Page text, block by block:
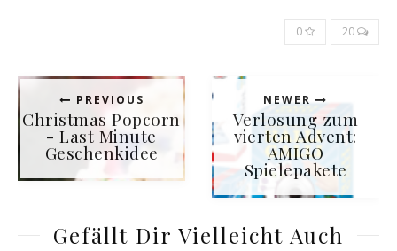
0 20
PREVIOUS
Christmas Popcorn
- Last Minute
Geschenkidee
NEWER
Verlosung zum
vierten Advent:
AMIGO
Spielepakete
Gefällt Dir Vielleicht Auch